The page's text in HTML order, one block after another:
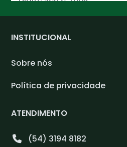
INSTITUCIONAL
Sobre nós
Política de privacidade
ATENDIMENTO
(54) 3194 8182